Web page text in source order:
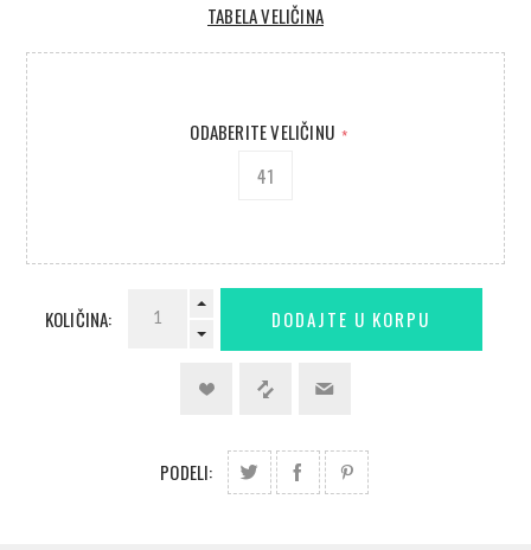
TABELA VELIČINA
ODABERITE VELIČINU *
41
KOLIČINA:
PODELI: